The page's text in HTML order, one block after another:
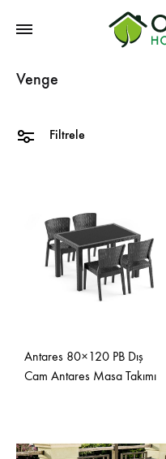
Venge
Filtrele
Antares 80×120 PB Dış
Cam Antares Masa Takımı